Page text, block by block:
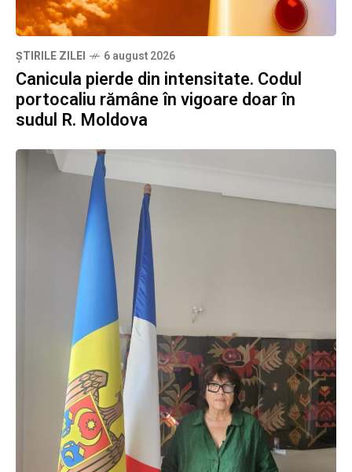
ȘTIRILE ZILEI 6 august 2026
Canicula pierde din intensitate. Codul
portocaliu rămâne în vigoare doar în
sudul R. Moldova